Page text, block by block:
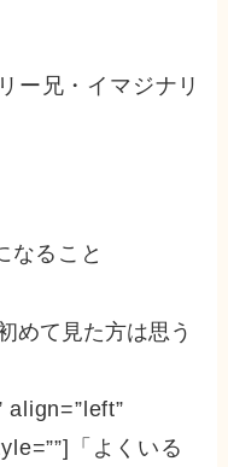
ー兄・イマジナリ
なること
めて見た方は思う
align=”left”
「よくいる